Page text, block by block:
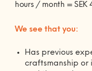
Vanliga frågor
Var finns vi?
KEYTO Group
Våra partner
Populära tjänster
Bolag med faktura
Kundservice
hours / month =
We see that you:
Has previous
craftsmanship or